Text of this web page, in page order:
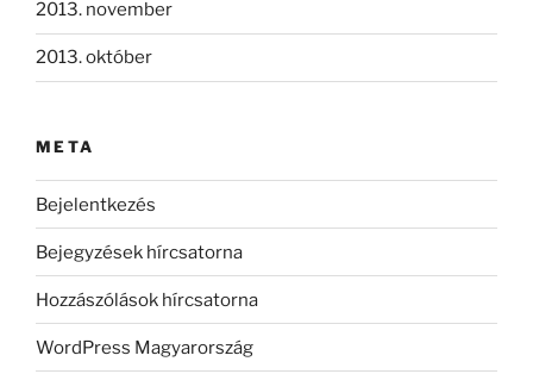
2013. november
2013. október
META
Bejelentkezés
Bejegyzések hírcsatorna
Hozzászólások hírcsatorna
WordPress Magyarország